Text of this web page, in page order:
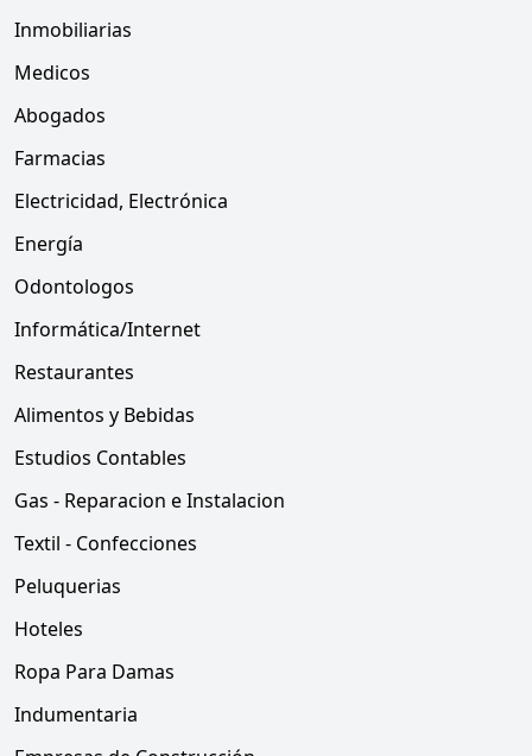
Inmobiliarias
Medicos
Abogados
Farmacias
Electricidad, Electrónica
Energía
Odontologos
Informática/Internet
Restaurantes
Alimentos y Bebidas
Estudios Contables
Gas - Reparacion e Instalacion
Textil - Confecciones
Peluquerias
Hoteles
Ropa Para Damas
Indumentaria